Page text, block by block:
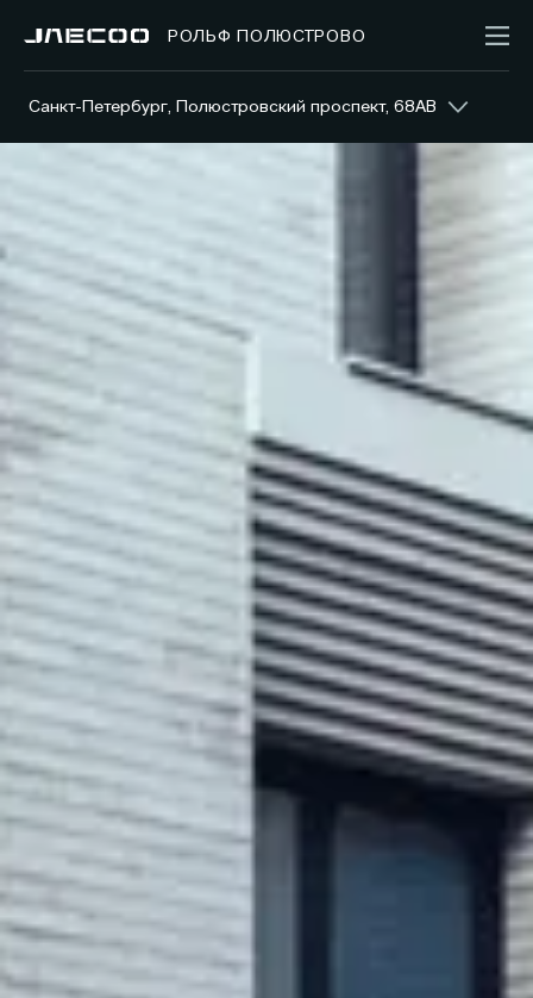
РОЛЬФ ПОЛЮСТРОВО
Санкт-Петербург, Полюстровский проспект, 68АВ